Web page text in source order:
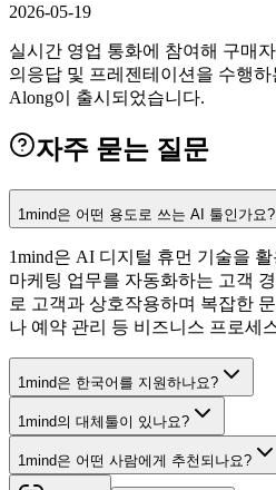
2026-05-19
실시간 영업 통화에 참여해 구매
의응답 및 프레젠테이션을 수행
Along이 출시되었습니다.
자주 묻는 질문
1mind은 어떤 용도로 쓰는 AI 툴인가요?
1mind은 AI 디지털 휴먼 기술을
마케팅 업무를 자동화하는 고객
로 고객과 상호작용하며 복잡한
나 예약 관리 등 비즈니스 프로세
1mind은 한국어를 지원하나요?
1mind의 대체툴이 있나요?
1mind은 어떤 사람에게 추천되나요?